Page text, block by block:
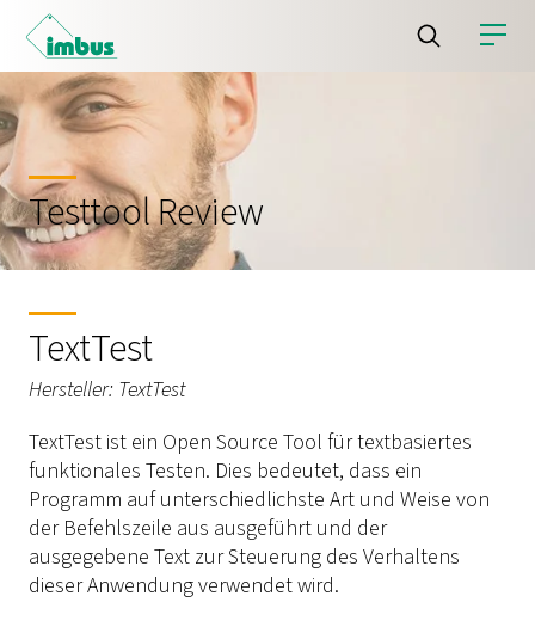
Testtool Review
TextTest
Hersteller: TextTest
TextTest ist ein Open Source Tool für textbasiertes
funktionales Testen. Dies bedeutet, dass ein
Programm auf unterschiedlichste Art und Weise von
der Befehlszeile aus ausgeführt und der
ausgegebene Text zur Steuerung des Verhaltens
dieser Anwendung verwendet wird.